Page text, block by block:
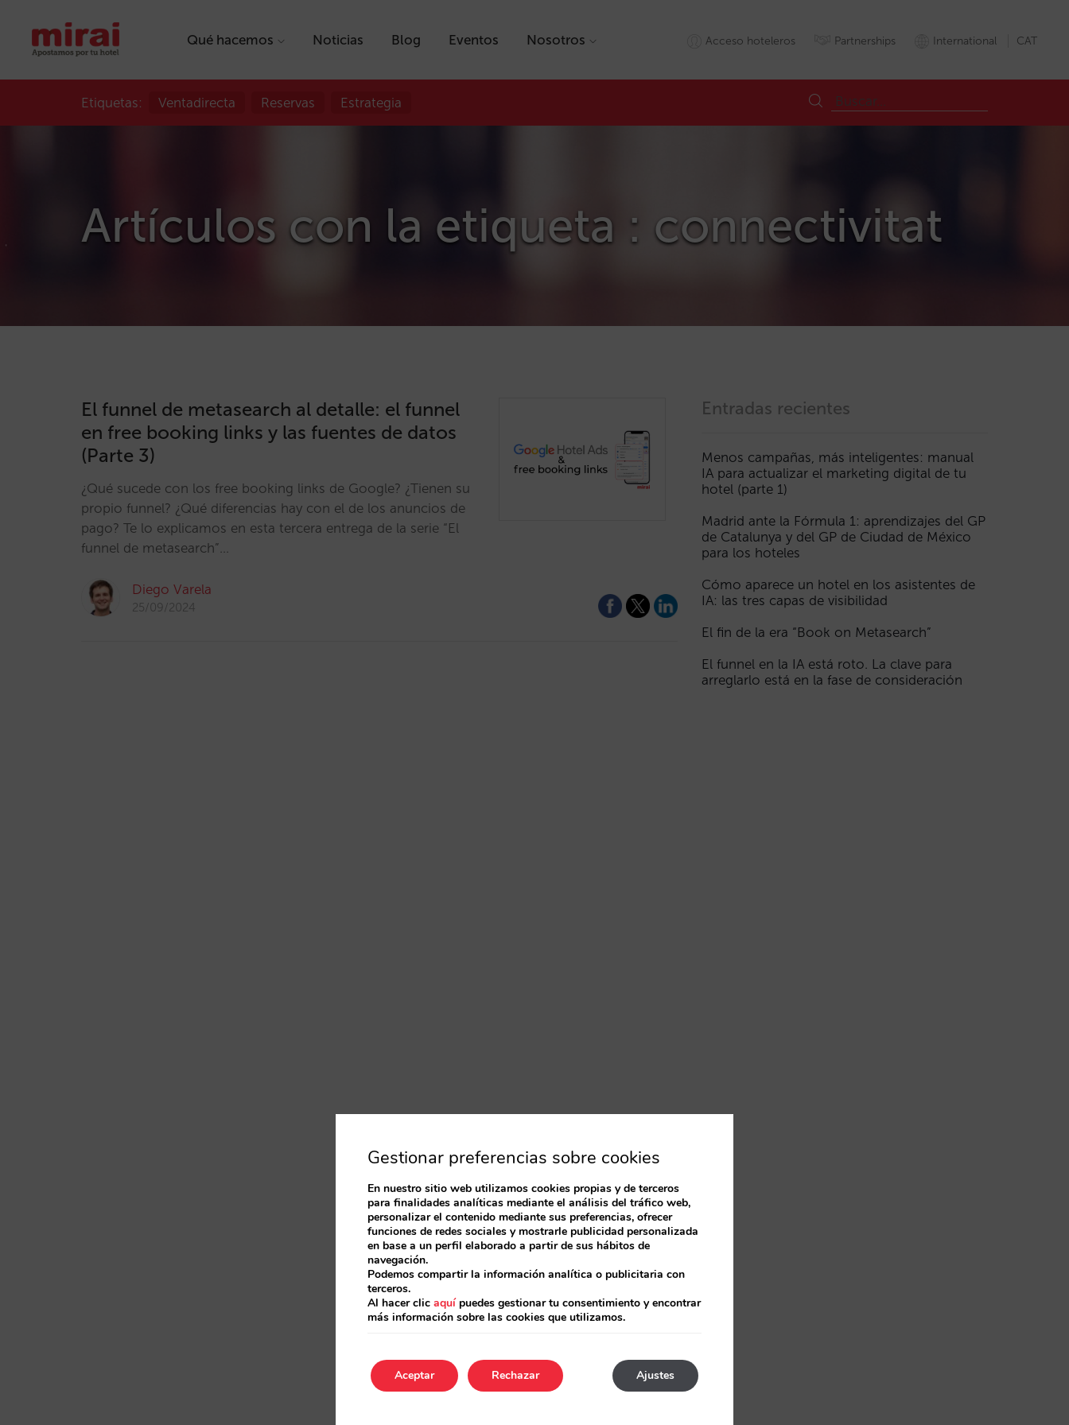
Qué hacemos Noticias Blog Eventos Nosotros Acceso hoteleros Partnerships International CAT
Etiquetas: Ventadirecta Reservas Estrategia
Artículos con la etiqueta : connectivitat
El funnel de metasearch al detalle: el funnel
en free booking links y las fuentes de datos
(Parte 3)
¿Qué sucede con los free booking links de Google? ¿Tienen su
propio funnel? ¿Qué diferencias hay con el de los anuncios de
pago? Te lo explicamos en esta tercera entrega de la serie “El
funnel de metasearch”…
Diego Varela
25/09/2024
Entradas recientes
Menos campañas, más inteligentes: manual
IA para actualizar el marketing digital de tu
hotel (parte 1)
Madrid ante la Fórmula 1: aprendizajes del GP
de Catalunya y del GP de Ciudad de México
para los hoteles
Cómo aparece un hotel en los asistentes de
IA: las tres capas de visibilidad
El fin de la era “Book on Metasearch”
El funnel en la IA está roto. La clave para
arreglarlo está en la fase de consideración
Gestionar preferencias sobre cookies
En nuestro sitio web utilizamos cookies propias y de terceros
para finalidades analíticas mediante el análisis del tráfico web,
personalizar el contenido mediante sus preferencias, ofrecer
funciones de redes sociales y mostrarle publicidad personalizada
en base a un perfil elaborado a partir de sus hábitos de
navegación.
Podemos compartir la información analítica o publicitaria con
terceros.
Al hacer clic aquípuedes gestionar tu consentimiento y encontrar
más información sobre las cookies que utilizamos.
Aceptar Ajustes
Rechazar